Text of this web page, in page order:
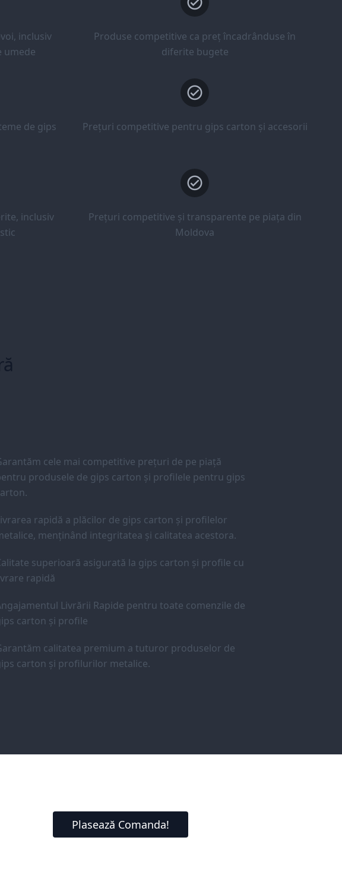
inclusiv
umede
Produse competitive ca preț încadrânduse în
diferite bugete
de gips
Prețuri competitive pentru gips carton și accesorii
inclusiv
Prețuri competitive și transparente pe piața din
Moldova
cele mai competitive prețuri de pe piață
produsele de gips carton și profilele pentru gips
rapidă a plăcilor de gips carton și profilelor
menținând integritatea și calitatea acestora.
superioară asigurată la gips carton și profile cu
rapidă
Livrării Rapide pentru toate comenzile de
carton și profile
calitatea premium a tuturor produselor de
carton și profilurilor metalice.
Plasează Comanda!